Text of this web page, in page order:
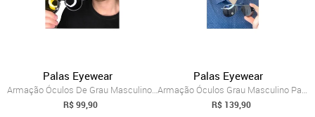
Palas Eyewear
Armação Óculos De Grau Masculino Redondo...
R$ 99,90
Palas Eyewear
Armação Óculos Grau Masculino Palas Avia...
R$ 139,90